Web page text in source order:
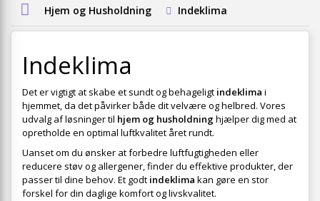
Hjem og Husholdning Indeklima
Indeklima
Det er vigtigt at skabe et sundt og behageligt indeklima i
hjemmet, da det påvirker både dit velvære og helbred. Vores
udvalg af løsninger til hjem og husholdninghjælper dig med at
opretholde en optimal luftkvalitet året rundt.
Uanset om du ønsker at forbedre luftfugtigheden eller
reducere støv og allergener, finder du effektive produkter, der
passer til dine behov. Et godt indeklima kan gøre en stor
forskel for din daglige komfort og livskvalitet.